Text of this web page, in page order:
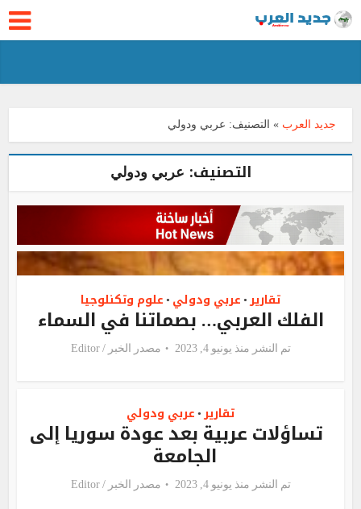
جديد العرب » التصنيف: عربي ودولي
التصنيف: عربي ودولي
تقارير • عربي ودولي • علوم وتكنلوجيا
الفلك العربي… بصماتنا في السماء
تم النشر منذ يونيو 4, 2023 مصدر الخبر /Editor
تقارير • عربي ودولي
تساؤلات عربية بعد عودة سوريا إلى
الجامعة
تم النشر منذ يونيو 4, 2023 مصدر الخبر /Editor